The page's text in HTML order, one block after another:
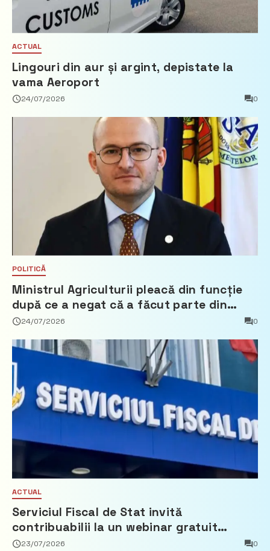
ACTUAL
Lingouri din aur și argint, depistate la
vama Aeroport
24/07/2026 0
POLITICĂ
Ministrul Agriculturii pleacă din funcție
după ce a negat că a făcut parte din
Partidul Democrat
24/07/2026 0
ACTUAL
Serviciul Fiscal de Stat invită
contribuabilii la un webinar gratuit
privind calculul impozitului pe bunurile
23/07/2026 0